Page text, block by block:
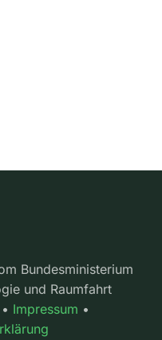
Bundesministerium
und Raumfahrt
Impressum •